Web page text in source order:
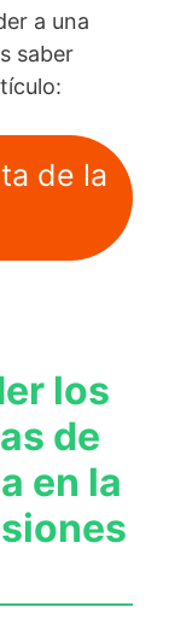
a una
saber
de la
los
de
en la